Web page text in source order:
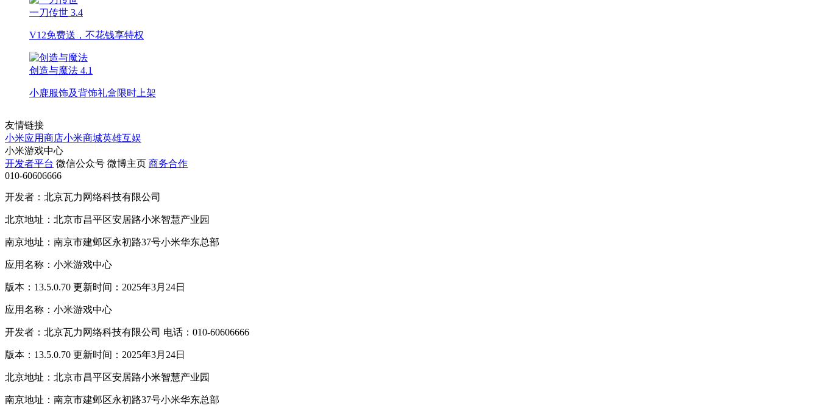
一刀传世 3.4
V12免费送，不花钱享特权
创造与魔法 4.1
小鹿服饰及背饰礼盒限时上架
友情链接
小米应用商店小米商城英雄互娱
小米游戏中心
开发者平台 微信公众号 微博主页 商务合作
010-60606666
开发者：北京瓦力网络科技有限公司
北京地址：北京市昌平区安居路小米智慧产业园
南京地址：南京市建邺区永初路37号小米华东总部
应用名称：小米游戏中心
版本：13.5.0.70 更新时间：2025年3月24日
应用名称：小米游戏中心
开发者：北京瓦力网络科技有限公司 电话：010-60606666
版本：13.5.0.70 更新时间：2025年3月24日
北京地址：北京市昌平区安居路小米智慧产业园
南京地址：南京市建邺区永初路37号小米华东总部